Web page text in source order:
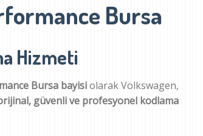
Bursa
Hizmeti
Bursa bayisiolarak Volkswagen,
güvenli ve profesyonel kodlama